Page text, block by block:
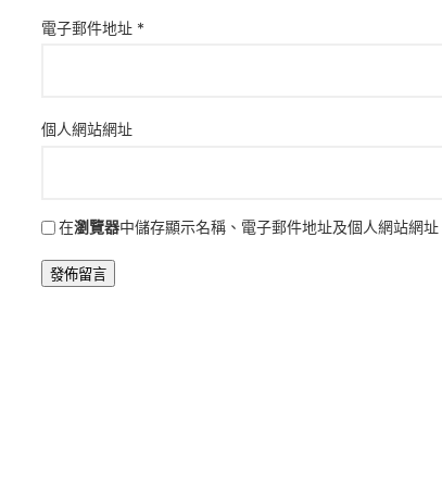
電子郵件地址 *
個人網站網址
在瀏覽器中儲存顯示名稱、電子郵件地址及個人網站網